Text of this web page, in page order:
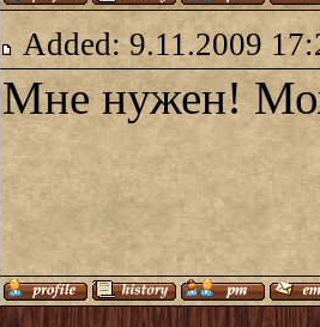
Added: 9.11.2009
Мне нужен!